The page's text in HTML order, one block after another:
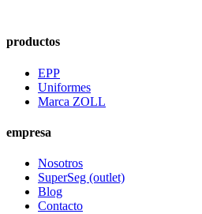
productos
EPP
Uniformes
Marca ZOLL
empresa
Nosotros
SuperSeg (outlet)
Blog
Contacto